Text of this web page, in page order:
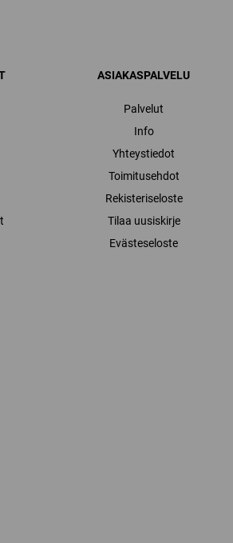
ASIAKASPALVELU
Palvelut
Info
Yhteystiedot
Toimitusehdot
Rekisteriseloste
Tilaa uusiskirje
Evästeseloste